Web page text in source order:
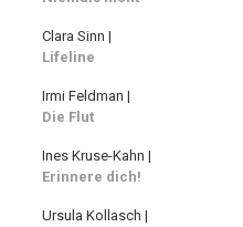
Clara Sinn |
Lifeline
Irmi Feldman |
Die Flut
Ines Kruse-Kahn |
Erinnere dich!
Ursula Kollasch |